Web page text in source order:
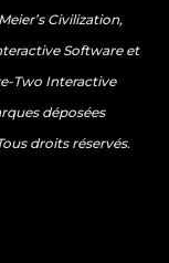
Civilization,
Software et
Two Interactive
déposées
droits réservés.